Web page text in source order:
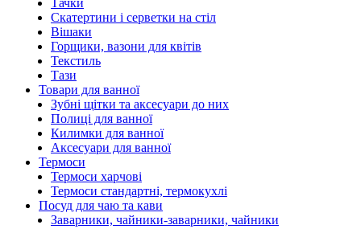
Тачки
Скатертини і серветки на стіл
Вішаки
Горщики, вазони для квітів
Текстиль
Тази
Товари для ванної
Зубні щітки та аксесуари до них
Полиці для ванної
Килимки для ванної
Аксесуари для ванної
Термоси
Термоси харчові
Термоси стандартні, термокухлі
Посуд для чаю та кави
Заварники, чайники-заварники, чайники